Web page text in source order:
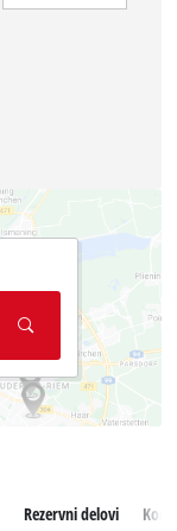
Rezervni delovi